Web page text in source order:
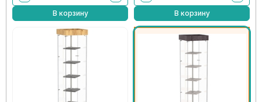
В корзину
В корзину